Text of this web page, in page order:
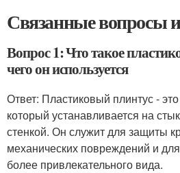
Связанные вопросы
Вопрос 1: Что такое
чего он используется
Ответ: Пластиковый плинтус -
который устанавливается на
стенкой. Он служит для защиты
механических повреждений и
более привлекательного вида.